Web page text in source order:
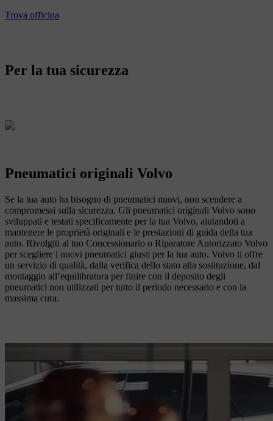
Trova officina
Per la tua sicurezza
Pneumatici originali Volvo
Se la tua auto ha bisogno di pneumatici nuovi, non scendere a
compromessi sulla sicurezza. Gli pneumatici originali Volvo sono
sviluppati e testati specificamente per la tua Volvo, aiutandoti a
mantenere le proprietà originali e le prestazioni di guida della tua
auto. Rivolgiti al tuo Concessionario o Riparatore Autorizzato Volvo
per scegliere i nuovi pneumatici giusti per la tua auto. Volvo ti offre
un servizio di qualità, dalla verifica dello stato alla sostituzione, dal
montaggio all’equilibratura per finire con il deposito degli
pneumatici non utilizzati per tutto il periodo necessario e con la
massima cura.